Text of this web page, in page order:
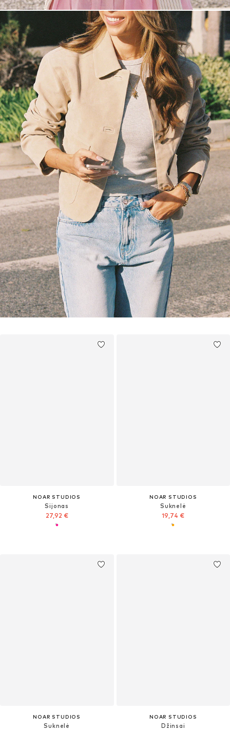
NOAR STUDIOS
Sijonas
27,92 €
NOAR STUDIOS
Suknelė
19,74 €
NOAR STUDIOS
Suknelė
NOAR STUDIOS
Džinsai